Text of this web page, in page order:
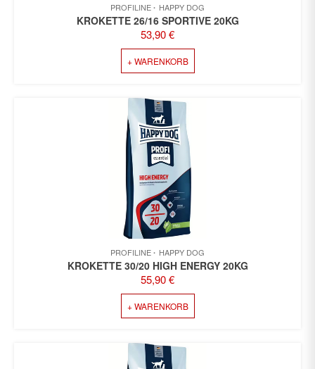
PROFILINE HAPPY DOG
KROKETTE 26/16 SPORTIVE 20KG
53,90€
+ WARENKORB
PROFILINE HAPPY DOG
KROKETTE 30/20 HIGH ENERGY 20KG
55,90€
+ WARENKORB